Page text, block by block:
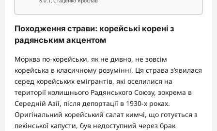
Походження страви: корейські корені з
радянським акцентом
Морква по-корейськи, як не дивно, не зовсім
корейська в класичному розумінні. Ця страва з’явилася
серед корейських емігрантів, які оселилися на
території колишнього Радянського Союзу, зокрема в
Середній Азії, після депортації в 1930-х роках.
Оригінальний корейський салат кимчі, що готується з
пекінської капусти, був недоступний через брак